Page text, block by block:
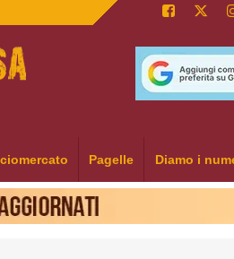
Pagelle Diamo i